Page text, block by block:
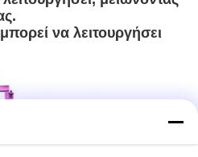
να λειτουργήσει